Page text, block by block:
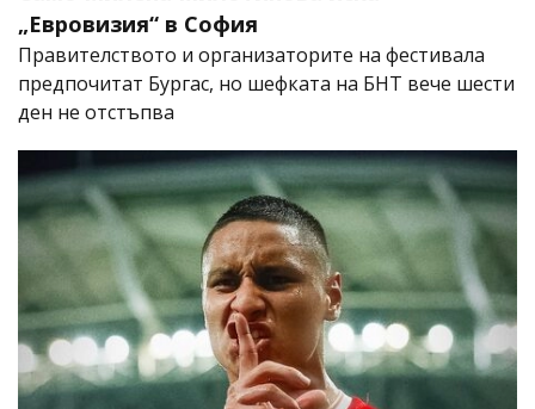
„Евровизия“ в София
Правителството и организаторите на фестивала
предпочитат Бургас, но шефката на БНТ вече шести
ден не отстъпва